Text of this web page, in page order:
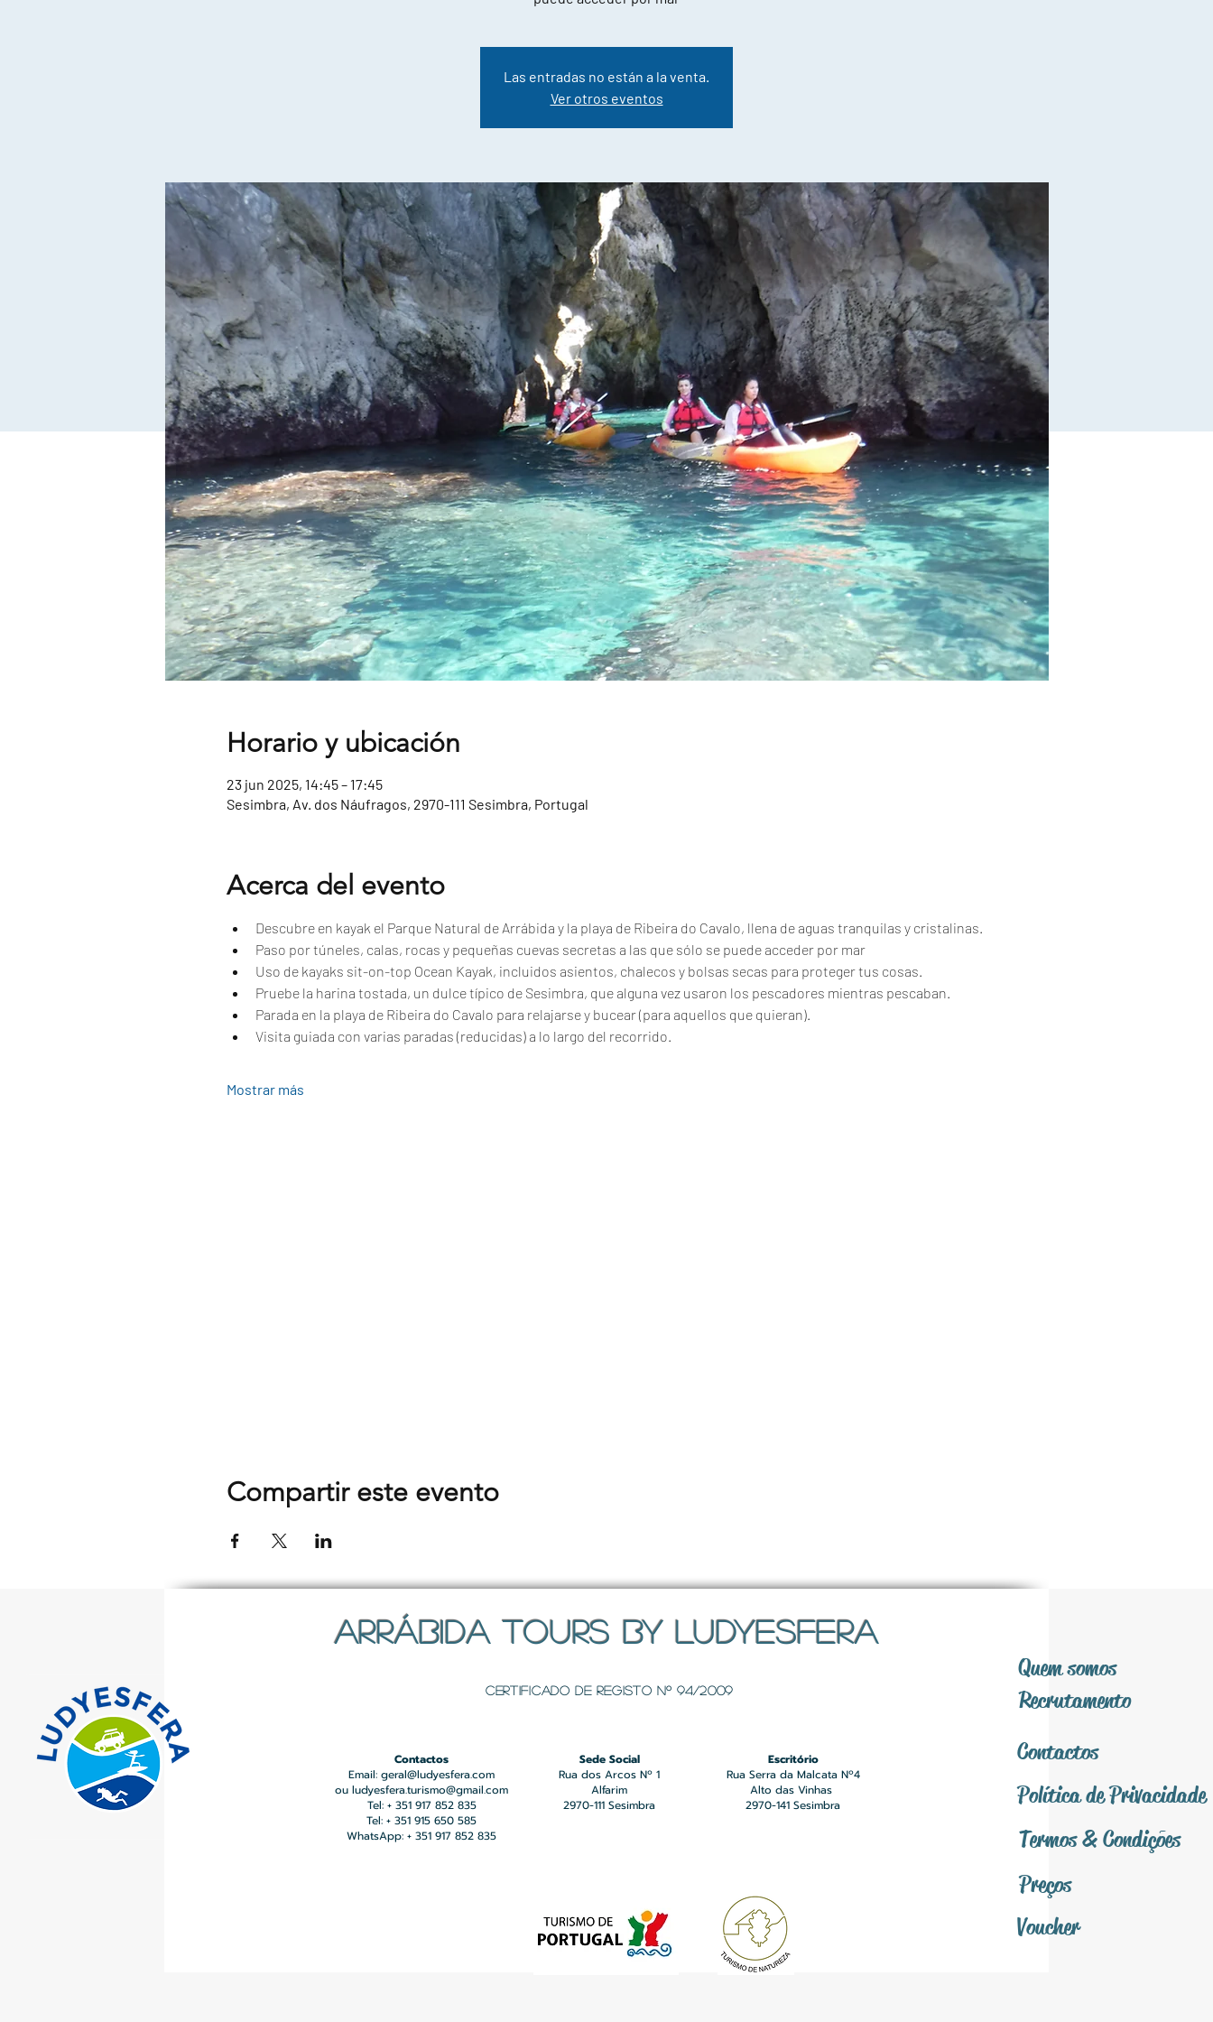
Las entradas no están a la venta.
Ver otros eventos
Horario y ubicación
23 jun 2025, 14:45 – 17:45
Sesimbra, Av. dos Náufragos, 2970-111 Sesimbra, Portugal
Acerca del evento
Descubre en kayak el Parque Natural de Arrábida y la playa de Ribeira do Cavalo, llena de aguas tranquilas y cristalinas.
Paso por túneles, calas, rocas y pequeñas cuevas secretas a las que sólo se puede acceder por mar
Uso de kayaks sit-on-top Ocean Kayak, incluidos asientos, chalecos y bolsas secas para proteger tus cosas.
Pruebe la harina tostada, un dulce típico de Sesimbra, que alguna vez usaron los pescadores mientras pescaban.
Parada en la playa de Ribeira do Cavalo para relajarse y bucear (para aquellos que quieran).
Visita guiada con varias paradas (reducidas) a lo largo del recorrido.
Mostrar más
Compartir este evento
ARRÁBIDA TOURS BY LUDYESFERA
Certificado de registo Nº 94/2009
Quem somos
Recrutamento
Contactos
Contactos
Email: geral@ludyesfera.com
ou ludyesfera.turismo@gmail.com
Tel: + 351 917 852 835
Tel: + 351 915 650 585
WhatsApp: + 351 917 852 835
Sede Social
Rua dos Arcos Nº 1
Alfarim
2970-111 Sesimbra
Escritório
Rua Serra da Malcata Nº4
Alto das Vinhas
2970-141 Sesimbra
Políticade Privacidade
Termos &Condições
Preços
Voucher